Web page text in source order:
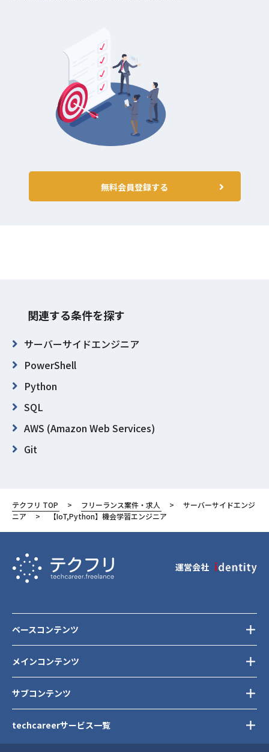
無料会員登録する
関連する条件を探す
サーバーサイドエンジニア
PowerShell
Python
SQL
AWS (Amazon Web Services)
Git
テクフリ TOP フリーランス案件・求人
サーバーサイドエンジ
ニア
【IoT,Python】機会学習エンジニア
運営会社
メインコンテンツ
サブコンテンツ
ベースコンテンツ
techcareerサービス一覧